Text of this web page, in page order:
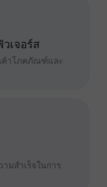
เจอร์ส
ค้าโภคภัณฑ์และ
มสำเร็จในการ